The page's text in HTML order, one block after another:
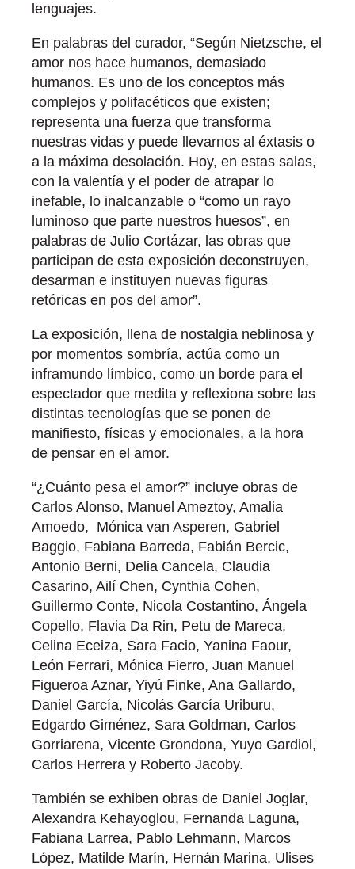
lenguajes.
En palabras del curador, “Según Nietzsche, el
amor nos hace humanos, demasiado
humanos. Es uno de los conceptos más
complejos y polifacéticos que existen;
representa una fuerza que transforma
nuestras vidas y puede llevarnos al éxtasis o
a la máxima desolación. Hoy, en estas salas,
con la valentía y el poder de atrapar lo
inefable, lo inalcanzable o “como un rayo
luminoso que parte nuestros huesos”, en
palabras de Julio Cortázar, las obras que
participan de esta exposición deconstruyen,
desarman e instituyen nuevas figuras
retóricas en pos del amor”.
La exposición, llena de nostalgia neblinosa y
por momentos sombría, actúa como un
inframundo límbico, como un borde para el
espectador que medita y reflexiona sobre las
distintas tecnologías que se ponen de
manifiesto, físicas y emocionales, a la hora
de pensar en el amor.
“¿Cuánto pesa el amor?” incluye obras de
Carlos Alonso, Manuel Ameztoy, Amalia
Amoedo, Mónica van Asperen, Gabriel
Baggio, Fabiana Barreda, Fabián Bercic,
Antonio Berni, Delia Cancela, Claudia
Casarino, Ailí Chen, Cynthia Cohen,
Guillermo Conte, Nicola Costantino, Ángela
Copello, Flavia Da Rin, Petu de Mareca,
Celina Eceiza, Sara Facio, Yanina Faour,
León Ferrari, Mónica Fierro, Juan Manuel
Figueroa Aznar, Yiyú Finke, Ana Gallardo,
Daniel García, Nicolás García Uriburu,
Edgardo Giménez, Sara Goldman, Carlos
Gorriarena, Vicente Grondona, Yuyo Gardiol,
Carlos Herrera y Roberto Jacoby.
También se exhiben obras de Daniel Joglar,
Alexandra Kehayoglou, Fernanda Laguna,
Fabiana Larrea, Pablo Lehmann, Marcos
López, Matilde Marín, Hernán Marina, Ulises